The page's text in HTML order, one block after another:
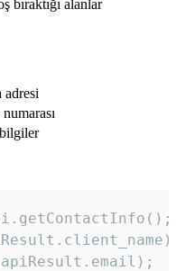
bıraktığı alanlar
adresi